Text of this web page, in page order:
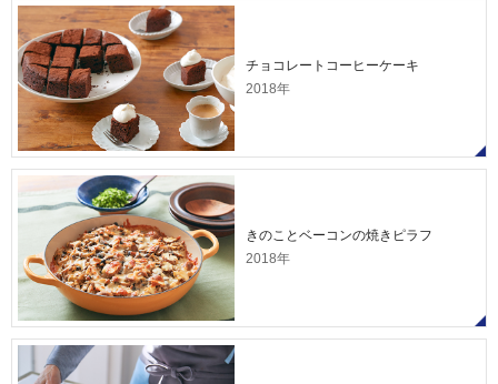
チョコレートコーヒーケーキ
2018年
きのことベーコンの焼きピラフ
2018年